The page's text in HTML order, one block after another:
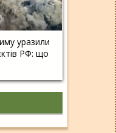
уразили
РФ: що